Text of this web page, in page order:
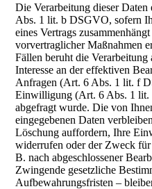
Die Verarbeitung dieser
Abs. 1 lit. b DSGVO, sofern
eines Vertrags
vorvertraglicher Maßnahmen
Fällen beruht die Verarbeitung
Interesse an der effektiven
Anfragen (Art. 6 Abs. 1 lit. f
Einwilligung (Art. 6 Abs. 1 lit.
abgefragt wurde. Die von
eingegebenen Daten
Löschung auffordern, Ihre
widerrufen oder der Zweck
B. nach abgeschlossener
Zwingende gesetzliche
Aufbewahrungsfristen –